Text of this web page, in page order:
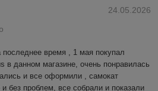
24.05.2026
время , 1 мая покупал
в данном магазине, очень понравилась
и все оформили , самокат
без проблем, все собрали и показали